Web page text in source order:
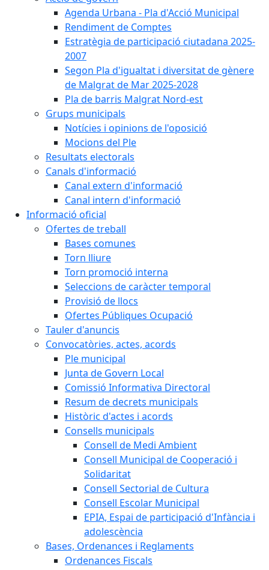
Agenda Urbana - Pla d'Acció Municipal
Rendiment de Comptes
Estratègia de participació ciutadana 2025-
2007
Segon Pla d'igualtat i diversitat de gènere
de Malgrat de Mar 2025-2028
Pla de barris Malgrat Nord-est
Grups municipals
Notícies i opinions de l'oposició
Mocions del Ple
Resultats electorals
Canals d'informació
Canal extern d'informació
Canal intern d'informació
Informació oficial
Ofertes de treball
Bases comunes
Torn lliure
Torn promoció interna
Seleccions de caràcter temporal
Provisió de llocs
Ofertes Públiques Ocupació
Tauler d'anuncis
Convocatòries, actes, acords
Ple municipal
Junta de Govern Local
Comissió Informativa Directoral
Resum de decrets municipals
Històric d'actes i acords
Consells municipals
Consell de Medi Ambient
Consell Municipal de Cooperació i
Solidaritat
Consell Sectorial de Cultura
Consell Escolar Municipal
EPIA, Espai de participació d'Infància i
adolescència
Bases, Ordenances i Reglaments
Ordenances Fiscals